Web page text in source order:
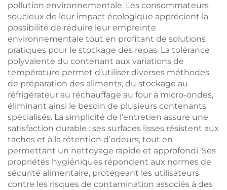
pollution environnementale. Les consommateurs
soucieux de leur impact écologique apprécient la
possibilité de réduire leur empreinte
environnementale tout en profitant de solutions
pratiques pour le stockage des repas. La tolérance
polyvalente du contenant aux variations de
température permet d’utiliser diverses méthodes
de préparation des aliments, du stockage au
réfrigérateur au réchauffage au four à micro-ondes,
éliminant ainsi le besoin de plusieurs contenants
spécialisés. La simplicité de l’entretien assure une
satisfaction durable : ses surfaces lisses résistent aux
taches et à la rétention d’odeurs, tout en
permettant un nettoyage rapide et approfondi. Ses
propriétés hygiéniques répondent aux normes de
sécurité alimentaire, protégeant les utilisateurs
contre les risques de contamination associés à des